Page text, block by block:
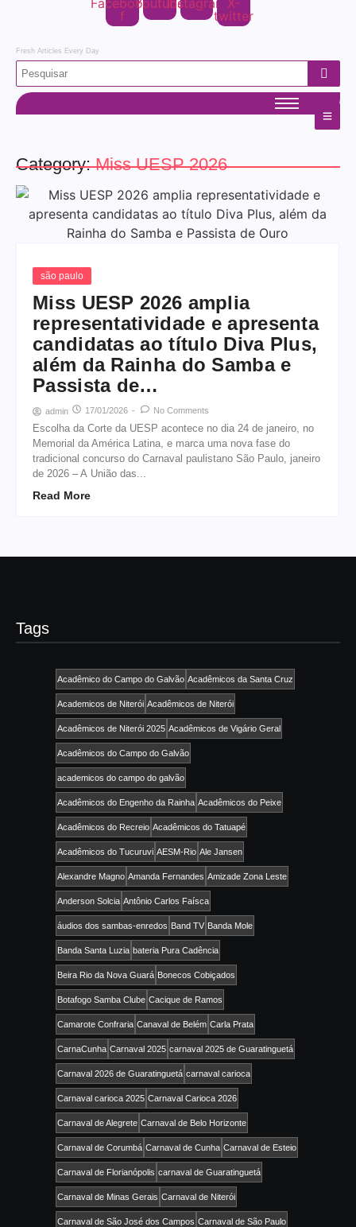
f
twitter
Fresh Articles Every Day
Category:Miss UESP 2026
são paulo
Miss UESP 2026 amplia
representatividade e apresenta
candidatas ao título Diva Plus,
além da Rainha do Samba e
Passista de…
admin 17/01/2026 - No Comments
Escolha da Corte da UESP acontece no dia 24 de janeiro, no
Memorial da América Latina, e marca uma nova fase do
tradicional concurso do Carnaval paulistano São Paulo, janeiro
de 2026 – A União das...
Read More
Tags
Acadêmico do Campo do Galvão Acadêmicos da Santa Cruz
Academicos de Niterói Acadêmicos de Niterói
Acadêmicos de Niterói 2025 Acadêmicos de Vigário Geral
Acadêmicos do Campo do Galvão
academicos do campo do galvão
Acadêmicos do Engenho da Rainha Acadêmicos do Peixe
Acadêmicos do Recreio Acadêmicos do Tatuapé
Acadêmicos do Tucuruvi AESM-Rio Ale Jansen
Alexandre Magno Amanda Fernandes Amizade Zona Leste
Anderson Solcia Antônio Carlos Faísca
áudios dos sambas-enredos Band TV Banda Mole
Banda Santa Luzia bateria Pura Cadência
Beira Rio da Nova Guará Bonecos Cobiçados
Botafogo Samba Clube Cacique de Ramos
Camarote Confraria Canaval de Belém Carla Prata
CarnaCunha Carnaval 2025 carnaval 2025 de Guaratinguetá
Carnaval 2026 de Guaratinguetá carnaval carioca
Carnaval carioca 2025 Carnaval Carioca 2026
Carnaval de Alegrete Carnaval de Belo Horizonte
Carnaval de Corumbá Carnaval de Cunha Carnaval de Esteio
Carnaval de Florianópolis carnaval de Guaratinguetá
Carnaval de Minas Gerais Carnaval de Niterói
Carnaval de São José dos Campos Carnaval de São Paulo